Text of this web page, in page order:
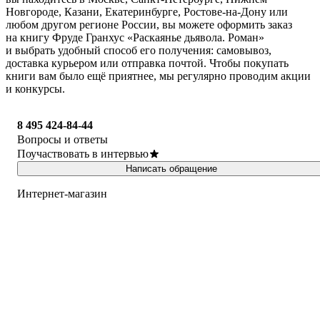
Новгороде, Казани, Екатеринбурге, Ростове-на-Дону или
любом другом регионе России, вы можете оформить заказ
на книгу Фруде Гранхус «Раскаянье дьявола. Роман»
и выбрать удобный способ его получения: самовывоз,
доставка курьером или отправка почтой. Чтобы покупать
книги вам было ещё приятнее, мы регулярно проводим акции
и конкурсы.
8 495 424-84-44
Вопросы и ответы
Поучаствовать в интервью
Написать обращение
Интернет-магазин